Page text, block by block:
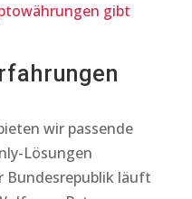
gibt
wir passende
Lösungen
Bundesrepublik läuft